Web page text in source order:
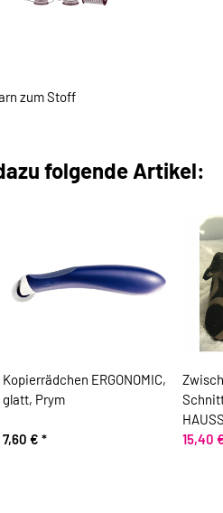
zum Stoff
folgende Artikel:
Kopierrädchen ERGONOMIC,
glatt, Prym
7,60 € *
15,40